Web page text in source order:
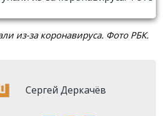
из-за коронавируса. Фото РБК.
Сергей Деркачёв